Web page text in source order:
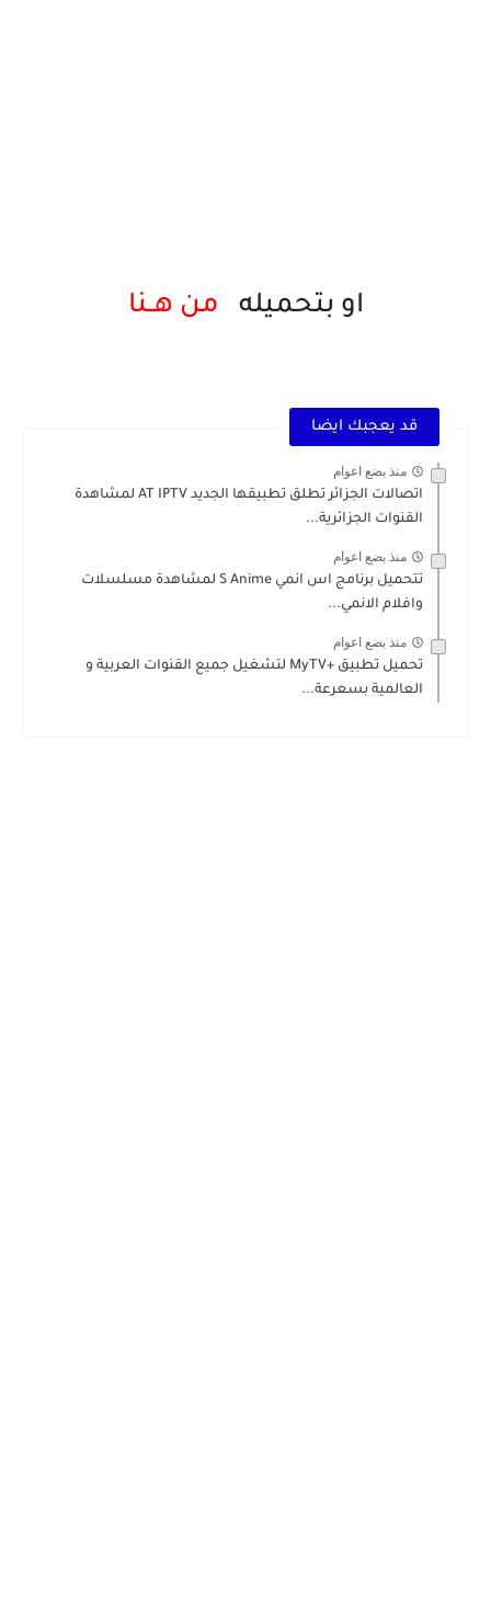
او بتحميله من هــنا
قد يعجبك ايضا
منذ بضع اعوام
اتصالات الجزائر تطلق تطبيقها الجديد AT IPTV لمشاهدة
القنوات الجزائرية...
منذ بضع اعوام
تتحميل برنامج اس انمي S Anime لمشاهدة مسلسلات
وافلام الانمي...
منذ بضع اعوام
تحميل تطبيق +MyTV لتشغيل جميع القنوات العربية و
العالمية بسعرعة...